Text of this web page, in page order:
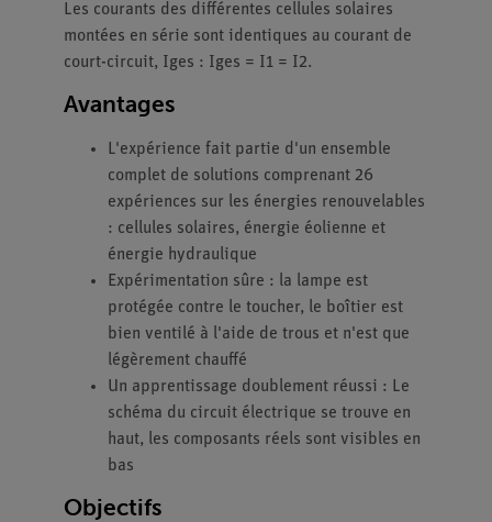
Les courants des différentes cellules solaires
montées en série sont identiques au courant de
court-circuit, Iges : Iges = I1 = I2.
Avantages
L'expérience fait partie d'un ensemble
complet de solutions comprenant 26
expériences sur les énergies renouvelables
: cellules solaires, énergie éolienne et
énergie hydraulique
Expérimentation sûre : la lampe est
protégée contre le toucher, le boîtier est
bien ventilé à l'aide de trous et n'est que
légèrement chauffé
Un apprentissage doublement réussi : Le
schéma du circuit électrique se trouve en
haut, les composants réels sont visibles en
bas
Objectifs